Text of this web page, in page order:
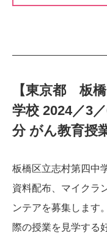
【東京都 板
学校 2024／3
分 がん教育授
板橋区立志村第四中
資料配布、マイクラ
ンテアを募集します
際の授業を見学する